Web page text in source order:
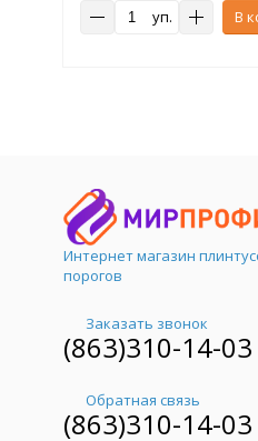
уп.
В
Интернет магазин
порогов
Заказать звонок
(863)310-14-03
Обратная связь
(863)310-14-03